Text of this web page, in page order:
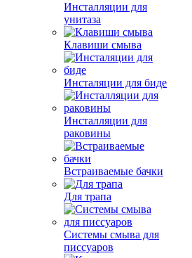
Инсталляции для
унитаза
Клавиши смыва
Инсталяции для биде
Инсталляции для
раковины
Встраиваемые бачки
Для трапа
Системы смыва для
писсуаров